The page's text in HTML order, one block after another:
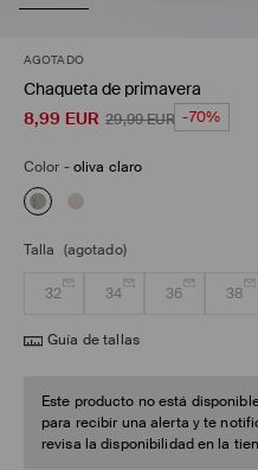
AGOTADO
Chaqueta de primavera
8,99 EUR 29,99EUR -70%
Color -oliva claro
Talla (agotado)
32 34 36 38
Guía de tallas
Este producto no está
para recibir una alerta y te
revisa la disponibilidad en la